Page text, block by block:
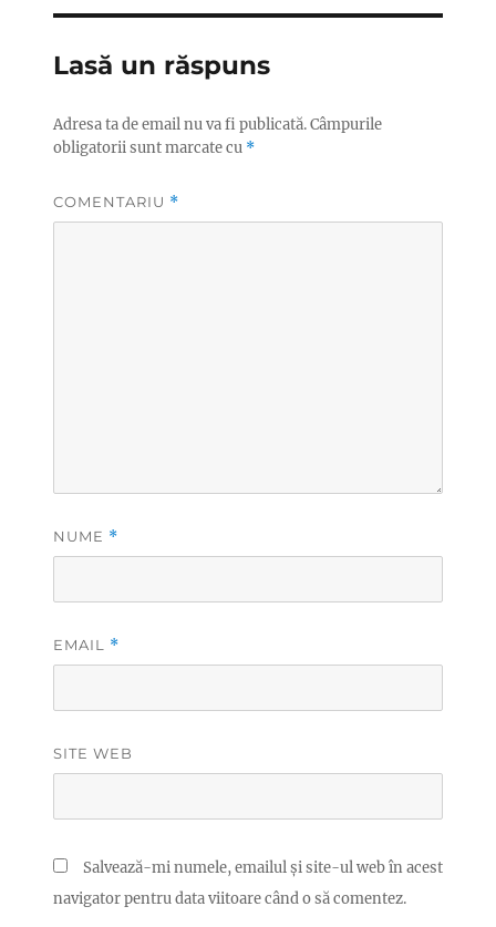
Lasă un răspuns
Adresa ta de email nu va fi publicată.Câmpurile
obligatorii sunt marcate cu *
COMENTARIU *
NUME *
EMAIL *
SITE WEB
Salvează-mi numele, emailul și site-ul web în acest
navigator pentru data viitoare când o să comentez.